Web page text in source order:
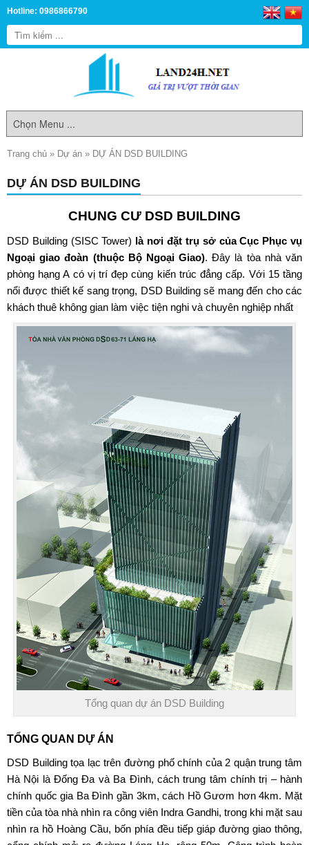
Hotline: 0986866790
Trang chủ » Dự án » DỰ ÁN DSD BUILDING
DỰ ÁN DSD BUILDING
CHUNG CƯ DSD BUILDING
DSD Building (SISC Tower) là nơi đặt trụ sở của Cục Phục vụ
Ngoại giao đoàn (thuộc Bộ Ngoại Giao). Đây là tòa nhà văn
phòng hạng A có vị trí đẹp cùng kiến trúc đẳng cấp. Với 15 tầng
nổi được thiết kế sang trọng, DSD Building sẽ mang đến cho các
khách thuê không gian làm việc tiện nghi và chuyên nghiệp nhất
Tổng quan dự án DSD Building
TỔNG QUAN DỰ ÁN
DSD Buildingtọa lạc trên đường phố chính của 2 quận trung tâm
Hà Nội là Đống Đa và Ba Đình, cách trung tâm chính trị – hành
chính quốc gia Ba Đình gần 3km, cách Hồ Gươm hơn 4km. Mặt
tiền của tòa nhà nhìn ra công viên Indra Gandhi, trong khi mặt sau
nhìn ra hồ Hoàng Cầu, bốn phía đều tiếp giáp đường giao thông,